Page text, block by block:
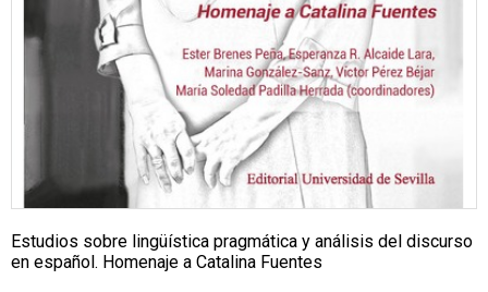
Estudios sobre lingüística pragmática y análisis del discurso
en español. Homenaje a Catalina Fuentes